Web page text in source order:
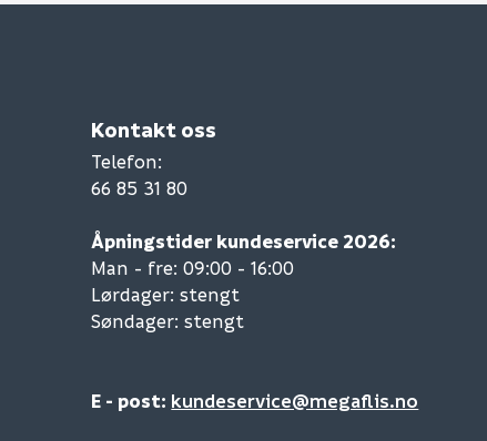
Kontakt oss
Telefon:
66 85 31 80
Åpningstider kundeservice 2026:
Man - fre: 09:00 - 16:00
Lørdager: stengt
Søndager: stengt
E - post: kundeservice@megaflis.no